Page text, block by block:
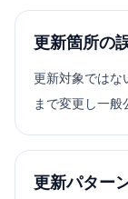
更新箇所の
更新対象ではな
まで変更し一般
更新パター